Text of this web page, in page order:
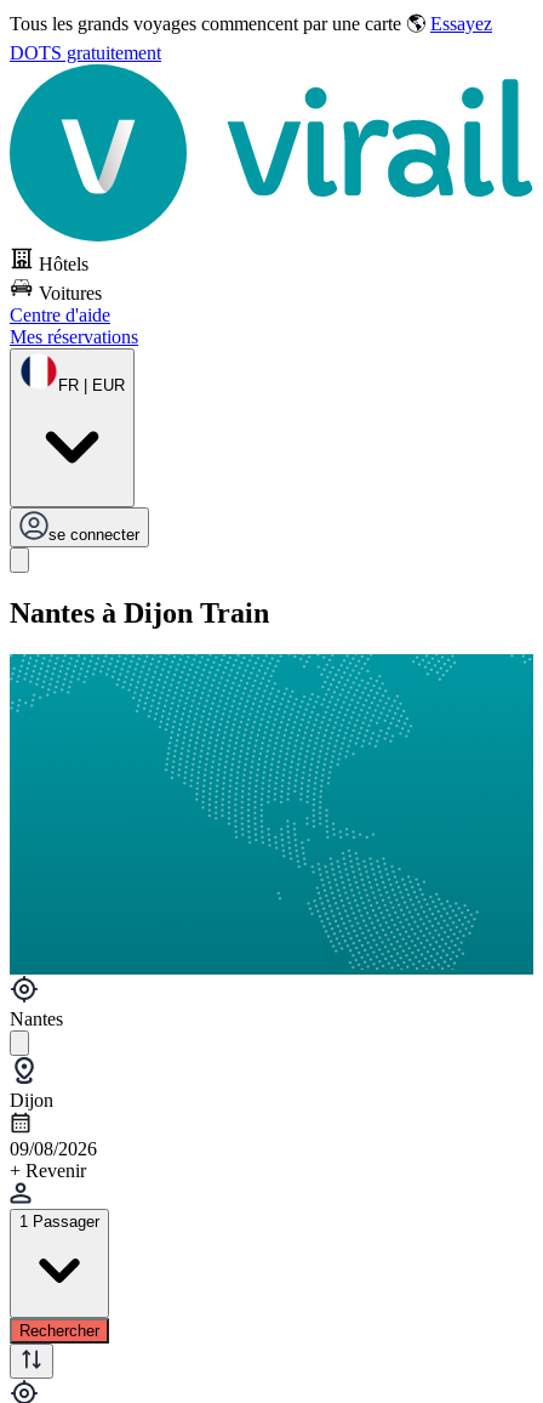
Tous les grands voyages commencent par une carte 🌎 Essayez
DOTS gratuitement
Hôtels
Voitures
Centre d'aide
Mes réservations
FR | EUR
se connecter
Nantes à Dijon Train
Nantes
Dijon
09/08/2026
+ Revenir
1 Passager
Rechercher